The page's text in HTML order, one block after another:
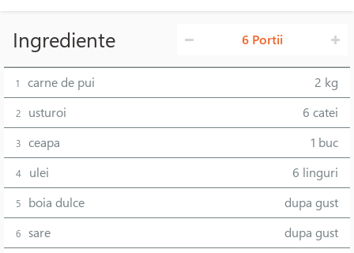
Ingrediente 6 Portii
1 carne de pui 2 kg
2 usturoi 6 catei
3 ceapa 1 buc
4 ulei 6 linguri
5 boia dulce dupa gust
6 sare dupa gust